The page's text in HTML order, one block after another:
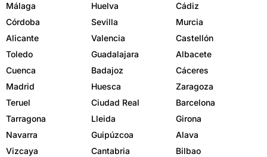
Málaga
Huelva
Cádiz
Córdoba
Sevilla
Murcia
Alicante
Valencia
Castellón
Toledo
Guadalajara
Albacete
Cuenca
Badajoz
Cáceres
Madrid
Huesca
Zaragoza
Teruel
Ciudad Real
Barcelona
Tarragona
Lleida
Girona
Navarra
Guipúzcoa
Alava
Vizcaya
Cantabria
Bilbao